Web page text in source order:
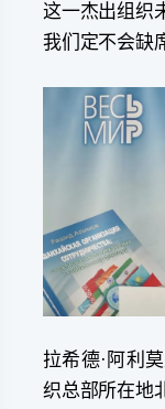
这一杰出组织
我们定不会缺
拉希德·阿利
织总部所在地